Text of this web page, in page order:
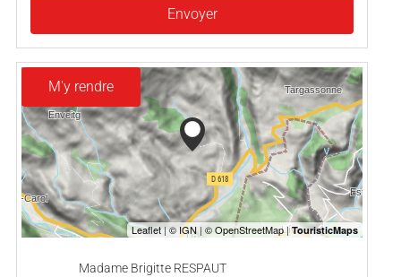
Envoyer
M'y rendre
Madame Brigitte RESPAUT